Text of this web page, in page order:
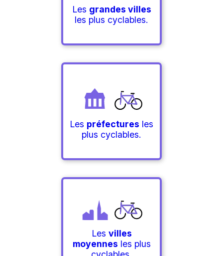
Les grandes villes
les plus cyclables.
Les préfectures les
plus cyclables.
Les villes
moyennes les plus